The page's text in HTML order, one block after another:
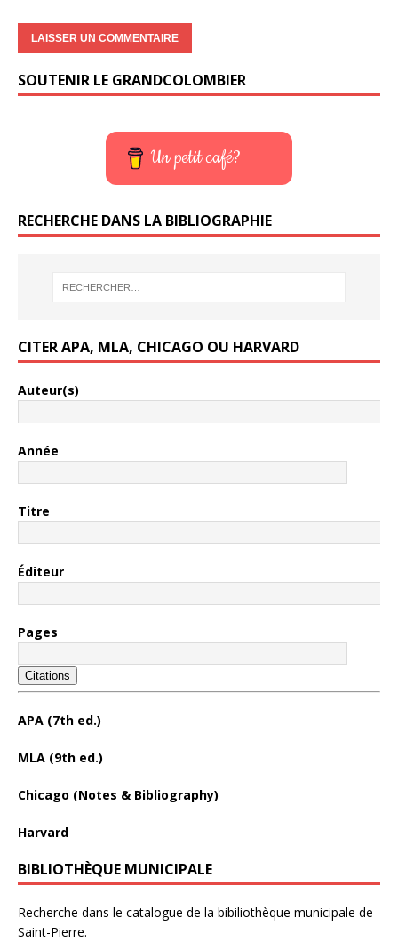
SOUTENIR LE GRANDCOLOMBIER
Un petit café?
RECHERCHE DANS LA BIBLIOGRAPHIE
CITER APA, MLA, CHICAGO OU HARVARD
Auteur(s)
Année
Titre
Éditeur
Pages
Citations
APA (7th ed.)
MLA (9th ed.)
Chicago (Notes & Bibliography)
Harvard
BIBLIOTHÈQUE MUNICIPALE
Recherche dans le catalogue de la bibiliothèque municipale de
Saint-Pierre.